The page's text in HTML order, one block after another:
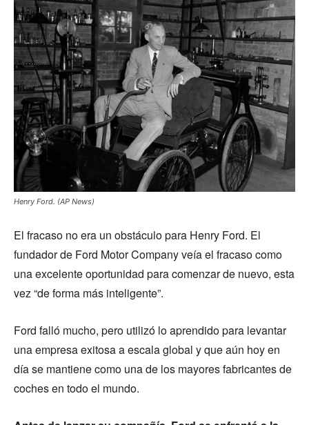
Henry Ford. (AP News)
El fracaso no era un obstáculo para Henry Ford. El
fundador de Ford Motor Company veía el fracaso como
una excelente oportunidad para comenzar de nuevo, esta
vez “de forma más inteligente”.
Ford falló mucho, pero utilizó lo aprendido para levantar
una empresa exitosa a escala global y que aún hoy en
día se mantiene como una de los mayores fabricantes de
coches en todo el mundo.